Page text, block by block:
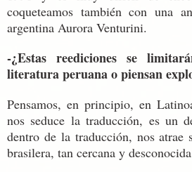
coqueteamos también con una
argentina Aurora Venturini.
-¿Estas reediciones se
literatura peruana o piensan
Pensamos, en principio, en
nos seduce la traducción, es un
dentro de la traducción, nos atrae
brasilera, tan cercana y